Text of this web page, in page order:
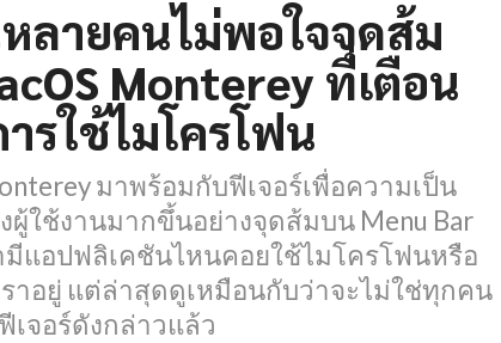
ลายคนไม่พอใจจุดส้ม
Monterey ที่เตือน
รใช้ไมโครโฟน
มาพร้อมกับฟีเจอร์เพื่อความเป็น
ผู้ใช้งานมากขึ้นอย่างจุดส้มบน Menu Bar
มีแอปฟลิเคชันไหนคอยใช้ไมโครโฟนหรือ
ราอยู่ แต่ล่าสุดดูเหมือนกับว่าจะไม่ใช่ทุกคน
เจอร์ดังกล่าวแล้ว